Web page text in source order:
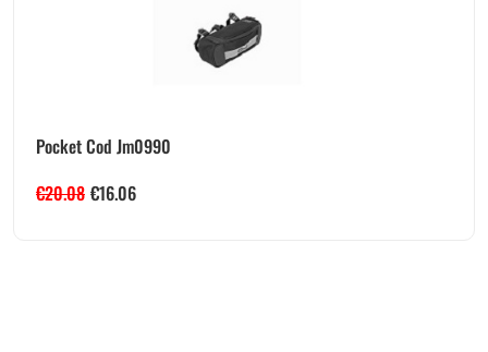
Pocket Cod Jm0990
€20.08 €16.06